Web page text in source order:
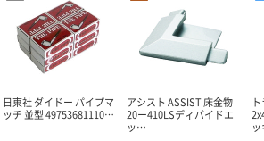
日東社 ダイドー パイプマ
ッチ 並型 49753681110…
アシスト ASSIST 床金物
20ー410LSディバイドエ
ッ…